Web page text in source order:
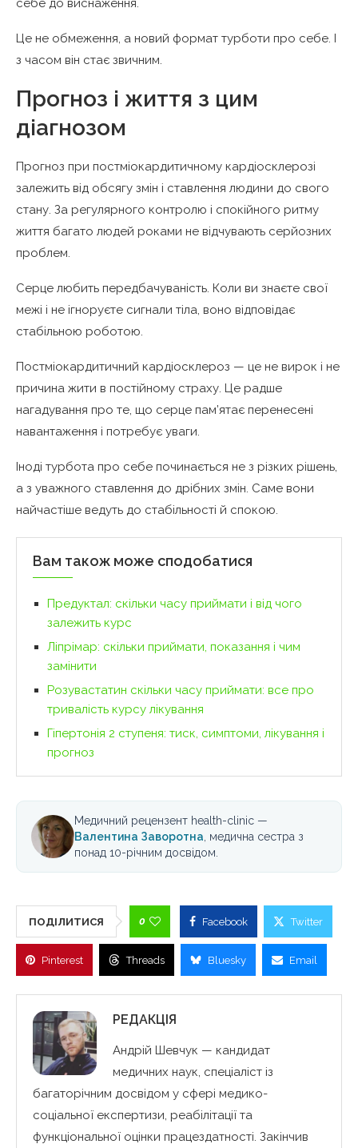
себе до виснаження.
Це не обмеження, а новий формат турботи про себе. І
з часом він стає звичним.
Прогноз і життя з цим
діагнозом
Прогноз при постміокардитичному кардіосклерозі
залежить від обсягу змін і ставлення людини до свого
стану. За регулярного контролю і спокійного ритму
життя багато людей роками не відчувають серйозних
проблем.
Серце любить передбачуваність. Коли ви знаєте свої
межі і не ігноруєте сигнали тіла, воно відповідає
стабільною роботою.
Постміокардитичний кардіосклероз — це не вирок і не
причина жити в постійному страху. Це радше
нагадування про те, що серце пам’ятає перенесені
навантаження і потребує уваги.
Іноді турбота про себе починається не з різких рішень,
а з уважного ставлення до дрібних змін. Саме вони
найчастіше ведуть до стабільності й спокою.
Вам також може сподобатися
Предуктал: скільки часу приймати і від чого
залежить курс
Ліпрімар: скільки приймати, показання і чим
замінити
Розувастатин скільки часу приймати: все про
тривалість курсу лікування
Гіпертонія 2 ступеня: тиск, симптоми, лікування і
прогноз
Медичний рецензент health-clinic —
Валентина Заворотна , медична сестра з
понад 10-річним досвідом.
ПОДІЛИТИСЯ 0 Facebook Twitter
Pinterest Threads Bluesky Email
РЕДАКЦІЯ
Андрій Шевчук — кандидат
медичних наук, спеціаліст із
багаторічним досвідом у сфері медико-
соціальної експертизи, реабілітації та
функціональної оцінки працездатності. Закінчив